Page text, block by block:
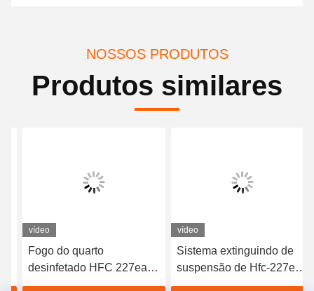
NOSSOS PRODUTOS
Produtos similares
vídeo
Fogo do quarto
desinfetado HFC 227ea -
a suspensão 16L do
vídeo
Sistema extinguindo de
suspensão de Hfc-227ea
com atuador elétrico